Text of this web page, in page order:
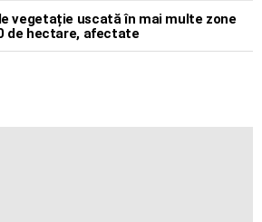
vegetație uscată în mai multe zone
de hectare, afectate